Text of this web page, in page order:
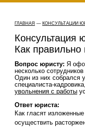
ГЛАВНАЯ — КОНСУЛЬТАЦИИ
Консультация
Как правильно
Вопрос юристу: Я
несколько
Один из них собрался
специалиста-
увольнения с работы
Ответ юриста:
Как гласят
осуществить